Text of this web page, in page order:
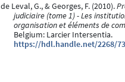
de Leval, G., & Georges, F. (2010).
judiciaire (tome 1) - Les
organisation et éléments de
Belgium: Larcier Intersentia.
https://hdl.handle.net/2268/